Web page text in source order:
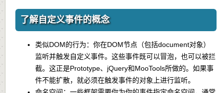
了解自定义事件的概念
类似DOM的行为：你在DOM节点（包括document对象）
监听并触发自定义事件。这些事件既可以冒泡，也可以被拦
截。这正是Prototype、jQuery和MooTools所做的。如果事
件不能扩散，就必须在触发事件的对象上进行监听。